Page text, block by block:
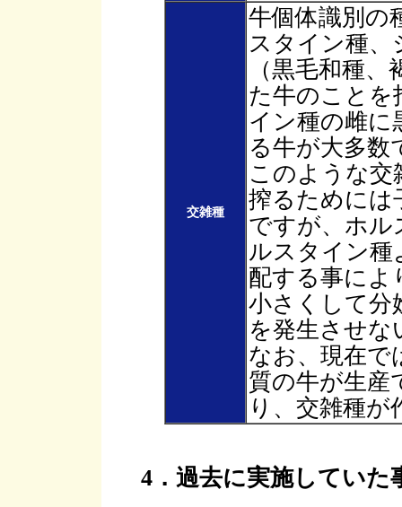
交雑種
牛個体識別の
スタイン種、
（黒毛和種
た牛のことを
イン種の雌に
る牛が大多数
このような交
搾るためには
ですが、ホル
ルスタイン種
配する事によ
小さくして分
を発生させ
なお、現在で
質の牛が生産
り、交雑種
4．過去に実施していた